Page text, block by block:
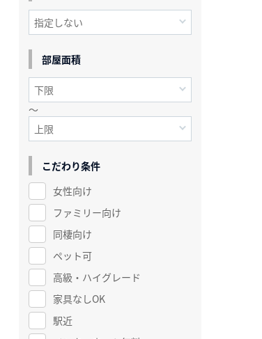
部屋面積
～
こだわり条件
女性向け
ファミリー向け
同棲向け
ペット可
高級・ハイグレード
家具なしOK
駅近